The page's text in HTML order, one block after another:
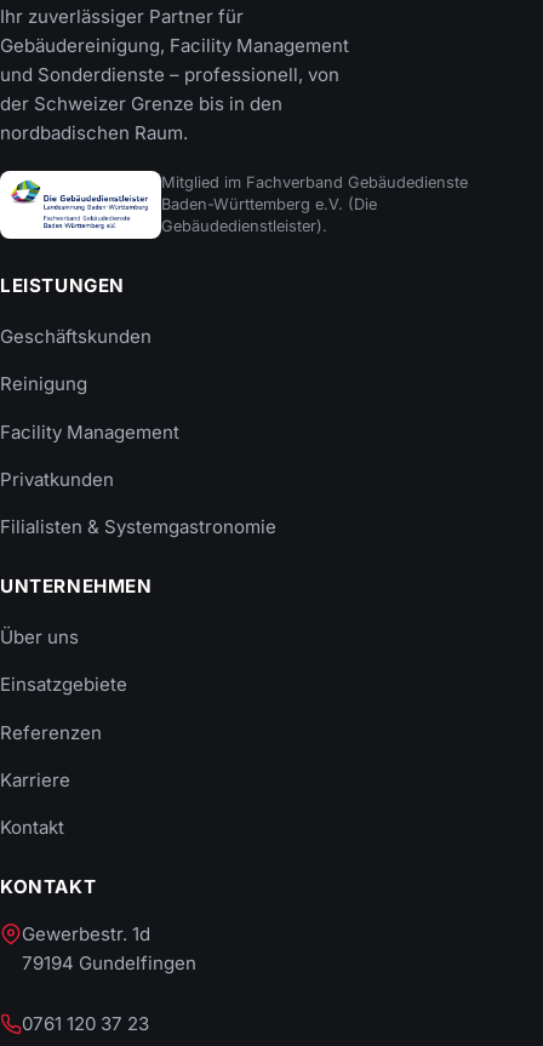
Ihr zuverlässiger Partner für
Gebäudereinigung, Facility Management
und Sonderdienste – professionell, von
der Schweizer Grenze bis in den
nordbadischen Raum.
Mitglied im Fachverband Gebäudedienste
Baden-Württemberg e.V. (Die
Gebäudedienstleister).
LEISTUNGEN
Geschäftskunden
Reinigung
Facility Management
Privatkunden
Filialisten & Systemgastronomie
UNTERNEHMEN
Über uns
Einsatzgebiete
Referenzen
Karriere
Kontakt
KONTAKT
Gewerbestr. 1d
79194 Gundelfingen
0761 120 37 23